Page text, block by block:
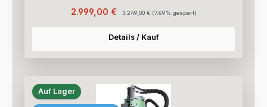
Verkaufspreis:
2.999,00 € 3.249,00 € (7.69% gespart)
Details / Kauf
Auf Lager